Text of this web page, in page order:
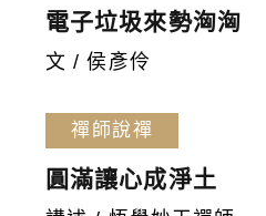
電子垃圾來勢洶洶
文 / 侯彥伶
禪師說禪
圓滿讓心成淨土